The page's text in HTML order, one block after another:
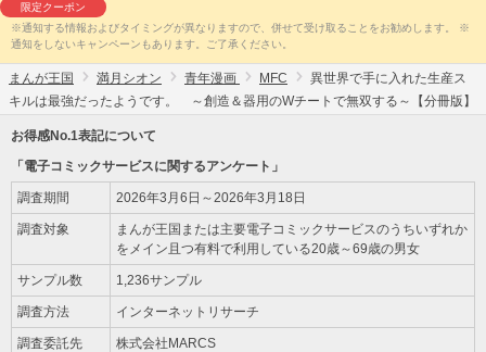
限定クーポン
※通知する情報およびタイミングが異なりますので、併せて受け取ることをお勧めします。 ※
通知をしないキャンペーンもあります。ご了承ください。
まんが王国 満月シオン 青年漫画 MFC
異世界で手に入れた生産ス
キルは最強だったようです。 ～創造＆器用のWチートで無双する～【分冊版】
お得感No.1表記について
「電子コミックサービスに関するアンケート」
調査期間 2026年3月6日～2026年3月18日
調査対象
まんが王国または主要電子コミックサービスのうちいずれか
をメイン且つ有料で利用している20歳～69歳の男女
サンプル数 1,236サンプル
調査方法 インターネットリサーチ
調査委託先 株式会社MARCS